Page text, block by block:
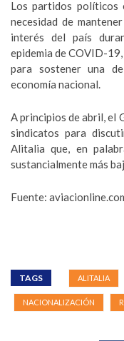
Los partidos políticos
necesidad de
interés del país
epidemia de COVID-
para sostener una
economía nacional.
A principios de abril, el
sindicatos para
Alitalia que, en
sustancialmente más
Fuente: aviacionline
TAGS ALITALIA
NACIONALIZACIÓN